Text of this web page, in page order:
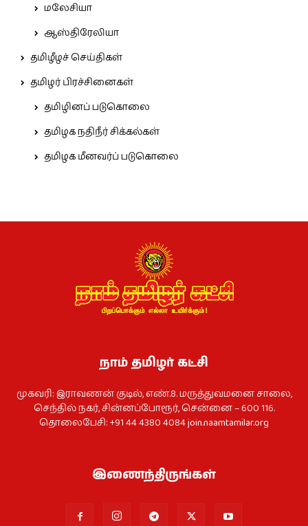
மலேசியா
ஆஸ்திரேலியா
தமிழீழச் செய்திகள்
தமிழர் பிரச்சினைகள்
தமிழினப் படுகொலை
தமிழக நதிநீர் சிக்கல்கள்
தமிழக மீனவர்ப் படுகொலை
நாம் தமிழர் கட்சி
முகவரி: இராவணன் குடில், எண்.8. மருத்துவமனை சாலை,
செந்தில் நகர், சின்னப்போரூர், சென்னை – 600 116.
தொலைபேசி: +91 44 4380 4084join.naamtamilar.org
இணைந்திருங்கள்